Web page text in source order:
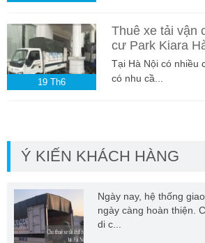
19 Th6
Thuê xe tải vận
cư Park Kiara
Tại Hà Nội có nhiều
có nhu cầ...
Ý KIẾN KHÁCH HÀNG
Ngày nay, hệ thống
ngày càng hoàn thiện.
di c...